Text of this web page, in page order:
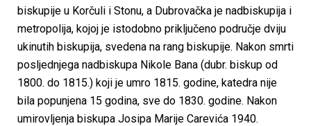
biskupije u Korčuli i Stonu, a Dubrovačka je nadbiskupija i
metropolija, kojoj je istodobno priključeno područje dviju
ukinutih biskupija, svedena na rang biskupije. Nakon smrti
posljednjega nadbiskupa Nikole Bana (dubr. biskup od
1800. do 1815.) koji je umro 1815. godine, katedra nije
bila popunjena 15 godina, sve do 1830. godine. Nakon
umirovljenja biskupa Josipa Marije Carevića 1940.